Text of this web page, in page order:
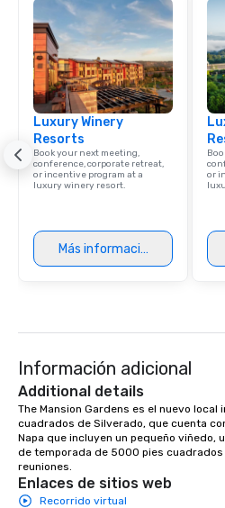
Luxury Winery
Resorts
Book your next meeting,
conference, corporate retreat,
or incentive program at a
luxury winery resort.
Más información
or
Información adicional
Additional details
The Mansion Gardens es el nuevo
cuadrados de Silverado, que cuenta
Napa que incluyen un pequeño viñedo,
de temporada de 5000 pies
reuniones.
Enlaces de sitios web
Recorrido virtual